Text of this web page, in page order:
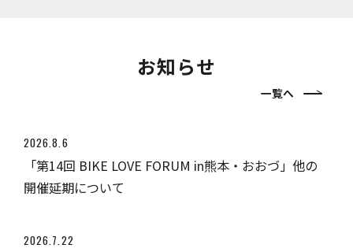
お知らせ
一覧へ
2026.8.6
「第14回 BIKE LOVE FORUM in熊本・おおづ」他の
開催延期について
2026.7.22